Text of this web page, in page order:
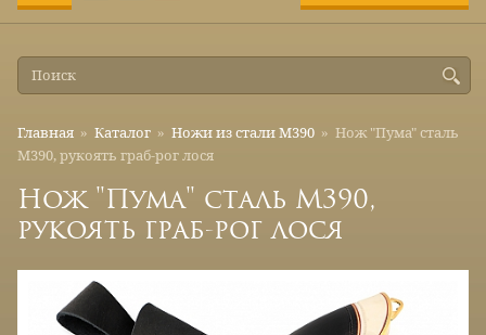
Главная » Каталог » Ножи из стали М390 » Нож "Пума" сталь
М390, рукоять граб-рог лося
Нож "Пума" сталь М390,
рукоять граб-рог лося